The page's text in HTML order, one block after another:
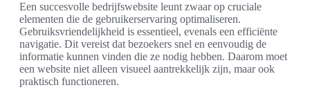
Een succesvolle bedrijfswebsite leunt zwaar op cruciale
elementen die de gebruikerservaring optimaliseren.
Gebruiksvriendelijkheid is essentieel, evenals een efficiënte
navigatie. Dit vereist dat bezoekers snel en eenvoudig de
informatie kunnen vinden die ze nodig hebben. Daarom moet
een website niet alleen visueel aantrekkelijk zijn, maar ook
praktisch functioneren.